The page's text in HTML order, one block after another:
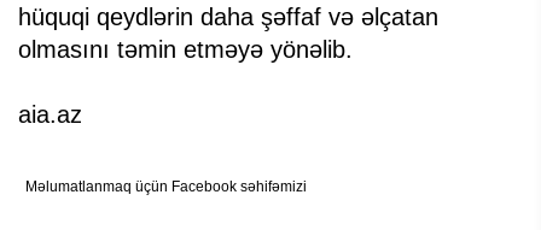
hüquqi qeydlərin daha şəffaf və əlçatan
olmasını təmin etməyə yönəlib.
aia.az
Məlumatlanmaq üçün Facebook səhifəmizi